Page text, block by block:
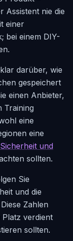
Assistent nie die
einer
bei einem DIY-
darüber, wie
gespeichert
einen Anbieter,
Training
eine
eine
und
sollten.
Sie
und die
Zahlen
verdient
sollten.